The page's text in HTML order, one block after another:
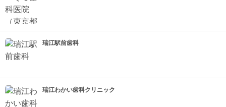
瑞江駅前歯科
瑞江わかい歯科クリニック